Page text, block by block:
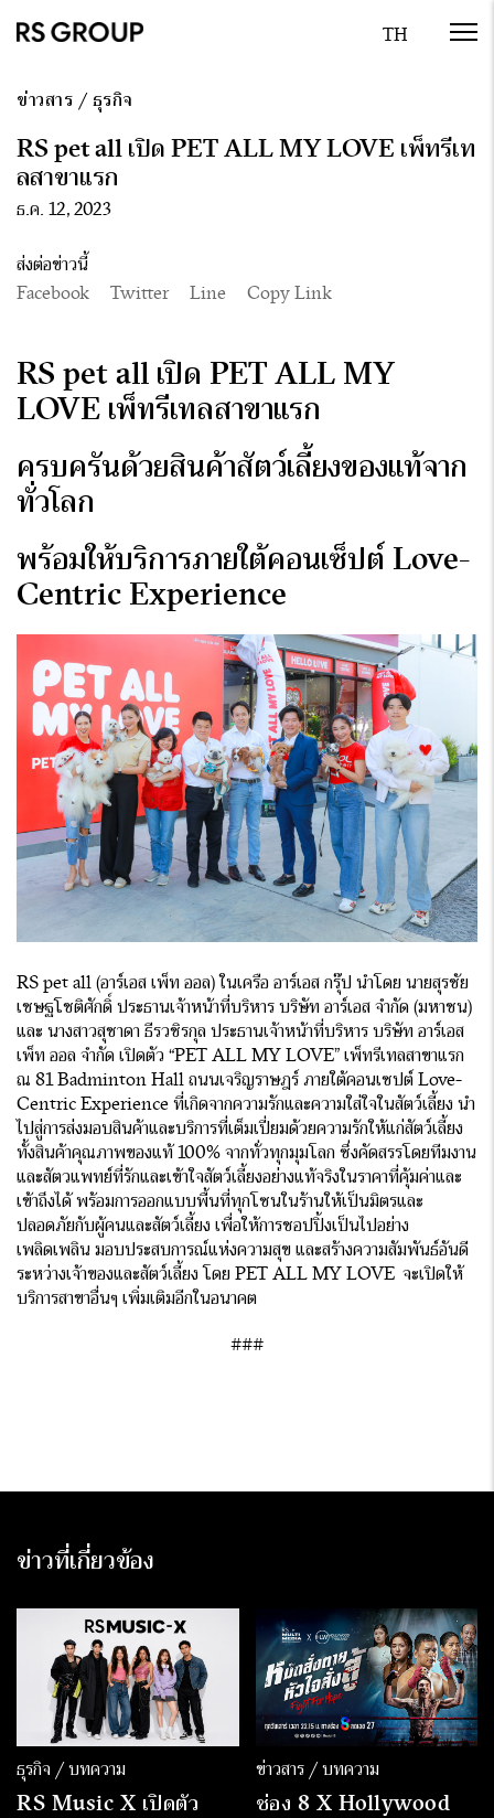
ข่าวสาร / ธุรกิจ
RS pet all เปิด PET ALL MY LOVE เพ็ทรีเท
ลสาขาแรก
ธ.ค. 12, 2023
ส่งต่อข่าวนี้
Facebook
Twitter Line Copy Link
RS pet all เปิด PET ALL MY
LOVE เพ็ทรีเทลสาขาแรก
ครบครันด้วยสินค้าสัตว์เลี้ยงของแท้จาก
ทั่วโลก
พร้อมให้บริการภายใต้คอนเซ็ปต์ Love-
Centric Experience
RS pet all (อาร์เอส เพ็ท ออล) ในเครือ อาร์เอส กรุ๊ป นำโดย นายสุรชัย
เชษฐโชติศักดิ์ ประธานเจ้าหน้าที่บริหาร บริษัท อาร์เอส จำกัด (มหาชน)
และ นางสาวสุชาดา ธีรวชิรกุล ประธานเจ้าหน้าที่บริหาร บริษัท อาร์เอส
เพ็ท ออล จำกัด เปิดตัว “PET ALL MY LOVE” เพ็ทรีเทลสาขาแรก
ณ 81 Badminton Hall ถนนเจริญราษฎร์ ภายใต้คอนเซปต์ Love-
Centric Experience ที่เกิดจากความรักและความใส่ใจในสัตว์เลี้ยง นำ
ไปสู่การส่งมอบสินค้าและบริการที่เต็มเปี่ยมด้วยความรักให้แก่สัตว์เลี้ยง
ทั้งสินค้าคุณภาพของแท้ 100% จากทั่วทุกมุมโลก ซึ่งคัดสรรโดยทีมงาน
และสัตวแพทย์ที่รักและเข้าใจสัตว์เลี้ยงอย่างแท้จริงในราคาที่คุ้มค่าและ
เข้าถึงได้ พร้อมการออกแบบพื้นที่ทุกโซนในร้านให้เป็นมิตรและ
ปลอดภัยกับผู้คนและสัตว์เลี้ยง เพื่อให้การชอปปิ้งเป็นไปอย่าง
เพลิดเพลิน มอบประสบการณ์แห่งความสุข และสร้างความสัมพันธ์อันดี
ระหว่างเจ้าของและสัตว์เลี้ยง โดย PET ALL MY LOVE จะเปิดให้
บริการสาขาอื่นๆ เพิ่มเติมอีกในอนาคต
###
ข่าวที่เกี่ยวข้อง
ธุรกิจ / บทความ
RS Music X เปิดตัว
ข่าวสาร / บทความ
ช่อง 8 X Hollywood